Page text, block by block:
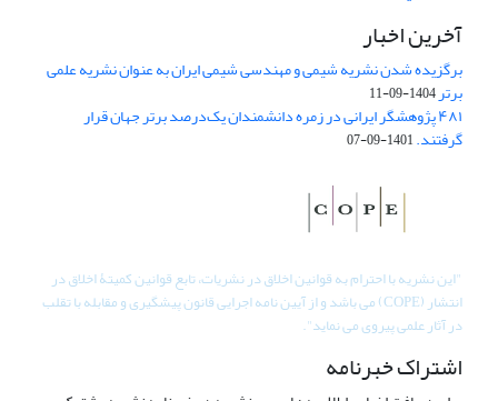
آخرین اخبار
برگزیده شدن نشریه شیمی و مهندسی شیمی ایران به عنوان نشریه علمی
برتر1404-09-11
۴۸۱ پژوهشگر ایرانی در زمره دانشمندان یک‌درصد برتر جهان قرار
گرفتند.1401-09-07
"این نشریه با احترام به قوانین اخلاق در نشریات، تابع قوانین کمیتۀ اخلاق در
انتشار (COPE) می باشد و از آیین نامه اجرایی قانون پیشگیری و مقابله با تقلب
در آثار علمی پیروی می نماید".
اشتراک خبرنامه